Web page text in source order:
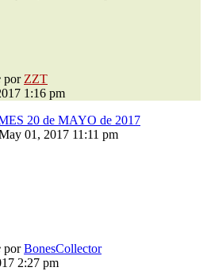
por ZZT
1:16 pm
20 de MAYO de 2017
01, 2017 11:11 pm
porBonesCollector
2:27 pm